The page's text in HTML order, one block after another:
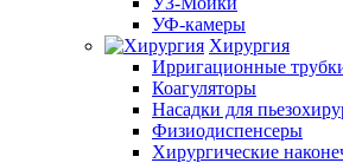
УФ-камеры
Хирургия
Ирригационные
Коагуляторы
Насадки для
Физиодиспенсеры
Хирургические